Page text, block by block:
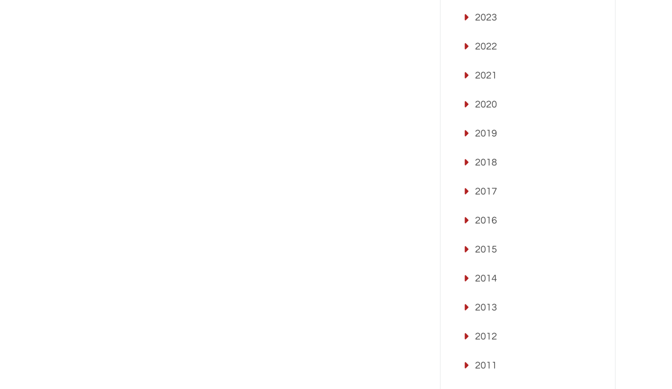
2023
2022
2021
2020
2019
2018
2017
2016
2015
2014
2013
2012
2011